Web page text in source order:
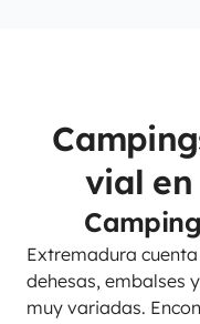
vial
Extremadura
dehesas, embalses
muy variadas.